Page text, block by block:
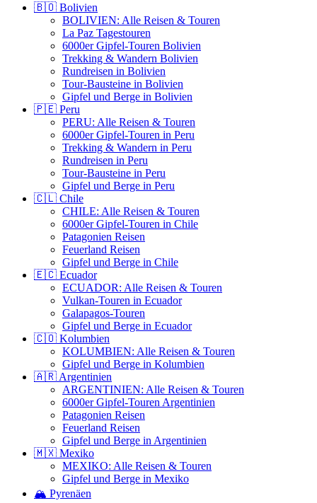
🇧🇴 Bolivien
BOLIVIEN: Alle Reisen & Touren
La Paz Tagestouren
6000er Gipfel-Touren Bolivien
Trekking & Wandern Bolivien
Rundreisen in Bolivien
Tour-Bausteine in Bolivien
Gipfel und Berge in Bolivien
🇵🇪 Peru
PERU: Alle Reisen & Touren
6000er Gipfel-Touren in Peru
Trekking & Wandern in Peru
Rundreisen in Peru
Tour-Bausteine in Peru
Gipfel und Berge in Peru
🇨🇱 Chile
CHILE: Alle Reisen & Touren
6000er Gipfel-Touren in Chile
Patagonien Reisen
Feuerland Reisen
Gipfel und Berge in Chile
🇪🇨 Ecuador
ECUADOR: Alle Reisen & Touren
Vulkan-Touren in Ecuador
Galapagos-Touren
Gipfel und Berge in Ecuador
🇨🇴 Kolumbien
KOLUMBIEN: Alle Reisen & Touren
Gipfel und Berge in Kolumbien
🇦🇷 Argentinien
ARGENTINIEN: Alle Reisen & Touren
6000er Gipfel-Touren Argentinien
Patagonien Reisen
Feuerland Reisen
Gipfel und Berge in Argentinien
🇲🇽 Mexiko
MEXIKO: Alle Reisen & Touren
Gipfel und Berge in Mexiko
🏔️ Pyrenäen